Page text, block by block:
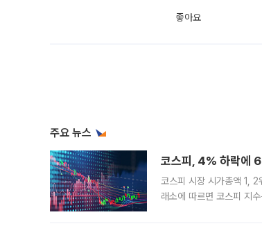
좋아요
주요 뉴스
코스피, 4% 하락에
코스피 시장 시가총액 1,
래소에 따르면 코스피 지